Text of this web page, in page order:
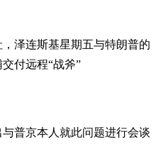
泽连斯基星期五与特朗普的
付远程“战斧”
普京本人就此问题进行会谈